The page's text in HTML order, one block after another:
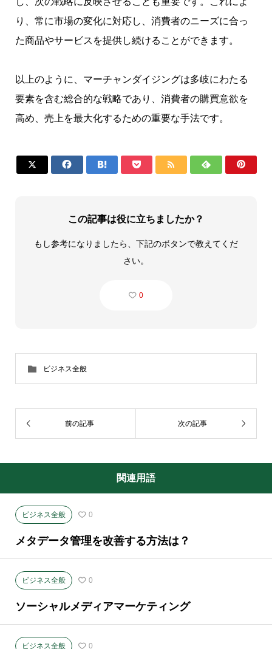
り、常に市場の変化に対応し、消費者のニーズに合っ
た商品やサービスを提供し続けることができます。
以上のように、マーチャンダイジングは多岐にわたる
要素を含む総合的な戦略であり、消費者の購買意欲を
高め、売上を最大化するための重要な手法です。
      
この記事は役に立ちましたか？
もし参考になりましたら、下記のボタンで教えてくだ
さい。
0
ビジネス全般
前の記事 次の記事
関連用語
ビジネス全般 0
メタデータ管理を改善する方法は？
ビジネス全般 0
ソーシャルメディアマーケティング
ビジネス全般 0